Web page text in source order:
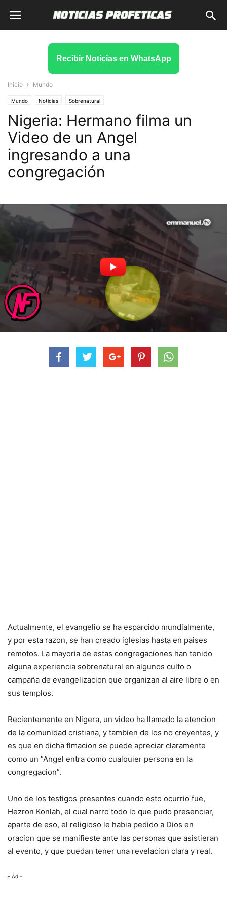
Recibir Noticias en WhatsApp
Inicio Mundo
Mundo Noticias Sobrenatural
Nigeria: Hermano filma un
Video de un Angel
ingresando a una
congregación
Actualmente, el evangelio se ha esparcido mundialmente,
y por esta razon, se han creado iglesias hasta en paises
remotos. La mayoria de estas congregaciones han tenido
alguna experiencia sobrenatural en algunos culto o
campaña de evangelizacion que organizan al aire libre o en
sus templos.
Recientemente en Nigera, un video ha llamado la atencion
de la comunidad cristiana, y tambien de los no creyentes, y
es que en dicha flmacion se puede apreciar claramente
como un “Angel entra como cualquier persona en la
congregacion”.
Uno de los testigos presentes cuando esto ocurrio fue,
Hezron Konlah, el cual narro todo lo que pudo presenciar,
aparte de eso, el religioso le habia pedido a Dios en
oracion que se manifieste ante las personas que asistieran
al evento, y que puedan tener una revelacion clara y real.
– Ad –